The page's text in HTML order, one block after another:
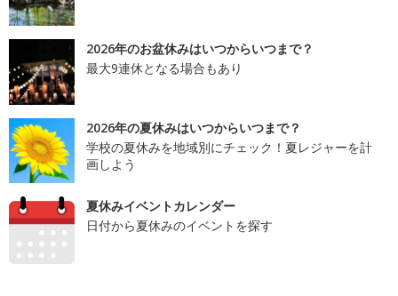
2026年のお盆休みはいつからいつまで？
最大9連休となる場合もあり
2026年の夏休みはいつからいつまで？
学校の夏休みを地域別にチェック！夏レジャーを計
画しよう
夏休みイベントカレンダー
日付から夏休みのイベントを探す